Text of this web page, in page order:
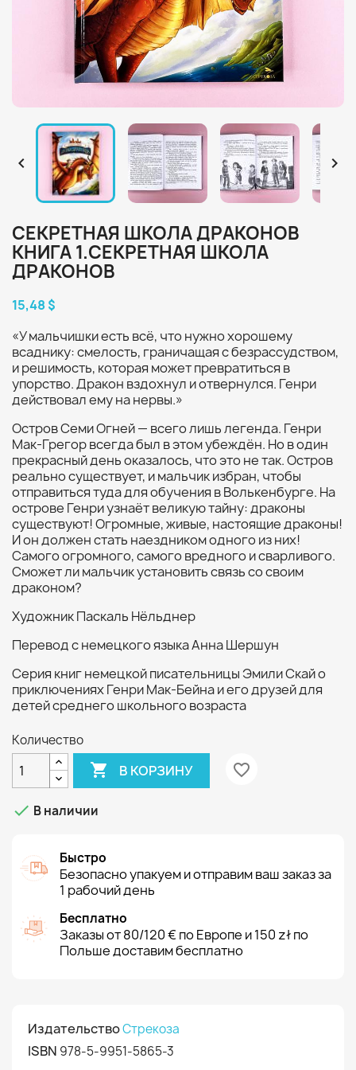
 
СЕКРЕТНАЯ ШКОЛА ДРАКОНОВ
КНИГА 1.СЕКРЕТНАЯ ШКОЛА
ДРАКОНОВ
15,48 $
«У мальчишки есть всё, что нужно хорошему
всаднику: смелость, граничащая с безрассудством,
и решимость, которая может превратиться в
упорство. Дракон вздохнул и отвернулся. Генри
действовал ему на нервы.»
Остров Семи Огней — всего лишь легенда. Генри
Мак-Грегор всегда был в этом убеждён. Но в один
прекрасный день оказалось, что это не так. Остров
реально существует, и мальчик избран, чтобы
отправиться туда для обучения в Волькенбурге. На
острове Генри узнаёт великую тайну: драконы
существуют! Огромные, живые, настоящие драконы!
И он должен стать наездником одного из них!
Самого огромного, самого вредного и сварливого.
Сможет ли мальчик установить связь со своим
драконом?
Художник Паскаль Нёльднер
Перевод с немецкого языка Анна Шершун
Серия книг немецкой писательницы Эмили Скай о
приключениях Генри Мак-Бейна и его друзей для
детей среднего школьного возраста
Количество
 В КОРЗИНУ favorite_border
 В наличии
Быстро
Безопасно упакуем и отправим ваш заказ за
1 рабочий день
Бесплатно
Заказы от 80/120 € по Европе и 150 zł по
Польше доставим бесплатно
ИздательствоСтрекоза
ISBN 978-5-9951-5865-3